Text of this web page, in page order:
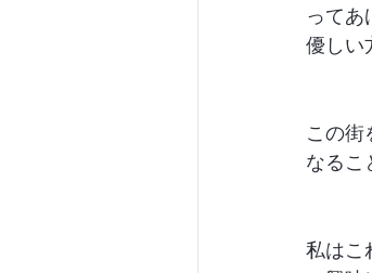
ってあ
優しい
この街
なるこ
私はこ